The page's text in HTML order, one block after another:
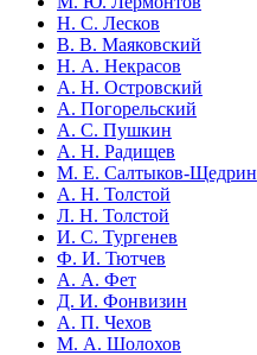
Н. С. Лесков
В. В. Маяковский
Н. А. Некрасов
А. Н. Островский
А. Погорельский
А. С. Пушкин
А. Н. Радищев
М. Е. Салтыков-Щедрин
А. Н. Толстой
Л. Н. Толстой
И. С. Тургенев
Ф. И. Тютчев
А. А. Фет
Д. И. Фонвизин
А. П. Чехов
М. А. Шолохов